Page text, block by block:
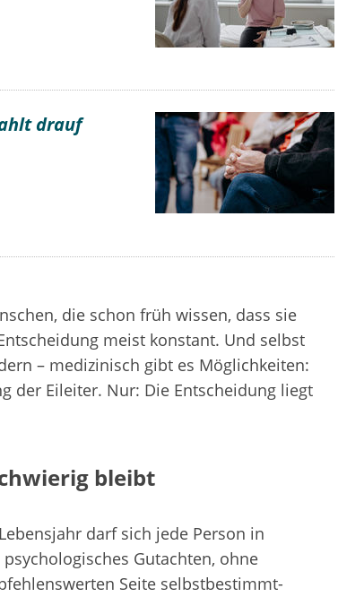
drauf
die schon früh wissen, dass sie
meist konstant. Und selbst
– medizinisch gibt es Möglichkeiten:
der Eileiter. Nur: Die Entscheidung liegt
bleibt
darf sich jede Person in
Gutachten, ohne
Seite selbstbestimmt-